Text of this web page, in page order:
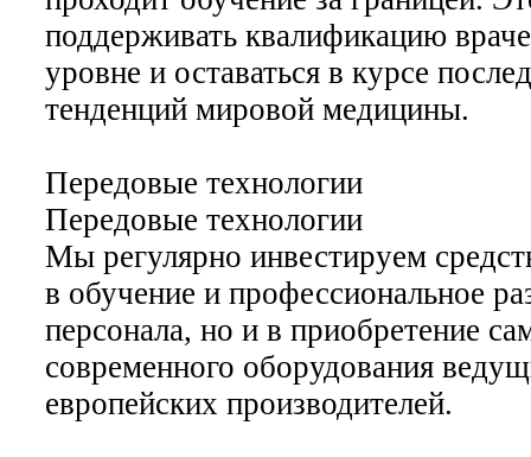
поддерживать квалификацию
уровне и оставаться в курсе
тенденций мировой медицины.
Передовые технологии
Передовые технологии
Мы регулярно инвестируем
в обучение и профессиональное
персонала, но и в приобретение
современного оборудования
европейских производителей.